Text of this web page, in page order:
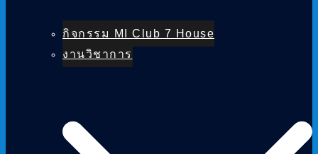
กิจกรรม MI Club 7 House
งานวิชาการ